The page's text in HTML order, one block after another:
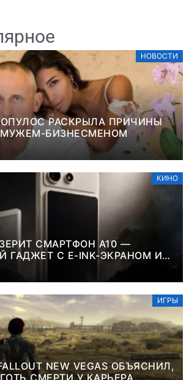
НОВОСТИ
РАСКРЫЛА ПРИЧИНЫ
МУЖЕМ-БИЗНЕСМЕНОМ
КИНО
СМАРТФОН A10 —
ГАДЖЕТ С E-INK-ЭКРАНОМ И
ПАНЕЛЬЮ ДЛЯ ЦВЕТНОГО
СОЦСЕТЕЙ
ИГРЫ
NEW VEGAS ОБЪЯСНИЛ,
СМЕРТИ У КАРЬЕРА